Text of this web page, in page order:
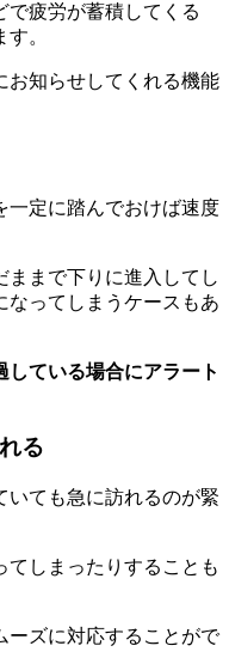
で疲労が蓄積してくる
。
お知らせしてくれる機能
一定に踏んでおけば速度
ままで下りに進入してし
なってしまうケースもあ
している場合にアラート
る
いても急に訪れるのが緊
てしまったりすることも
ーズに対応することがで